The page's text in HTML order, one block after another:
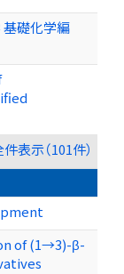
基礎化学編
表示（101件）
of (1→3)-β-